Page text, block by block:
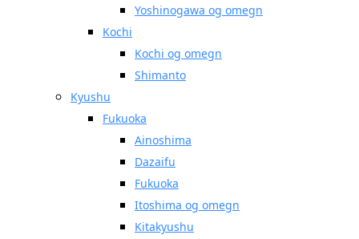
Yoshinogawa og omegn
Kochi
Kochi og omegn
Shimanto
Kyushu
Fukuoka
Ainoshima
Dazaifu
Fukuoka
Itoshima og omegn
Kitakyushu